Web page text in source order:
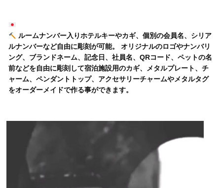
ルームナンバー入りホテルキーやカギ、個別の会員名、シリア
ルナンバーなど自由に彫刻が可能。 オリジナルのロゴやナンバリ
ング、ブランドネーム、記念日、社員名、QRコード、ペットの名
前などを自由に彫刻して宿泊施設用のカギ、メタルプレート、チ
ャーム、ペンダントトップ、アクセサリーチャームやメタルタグ
をオーダーメイドで作る事ができます。